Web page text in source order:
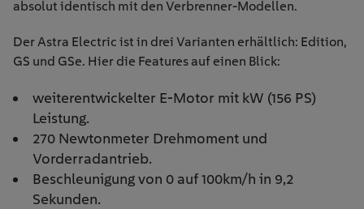
absolut identisch mit den Verbrenner-Modellen.
Der Astra Electric ist in drei Varianten erhältlich: Edition,
GS und GSe. Hier die Features auf einen Blick:
weiterentwickelter E-Motor mit kW (156 PS)
Leistung.
270 Newtonmeter Drehmoment und
Vorderradantrieb.
Beschleunigung von 0 auf 100km/h in 9,2
Sekunden.